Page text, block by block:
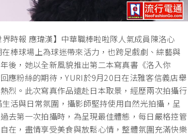
時報 應瑋漢】中華職棒啦啦隊人氣成員陳洛心
棒球場上為球迷帶來活力，也跨足戲劇、綜藝與
後，她以全新風貌推出第二本寫真書《洛入你
應粉絲的期待，YURI於9月20日在法雅客信義店舉
烈。此次寫真作品遠赴日本取景，經歷兩次拍攝行
活與日常氛圍，攝影師堅持使用自然光拍攝，呈
去第一次拍攝時，為呈現最佳體態，每日嚴格控管
在，盡情享受美食與放鬆心情，整體氛圍充滿快樂